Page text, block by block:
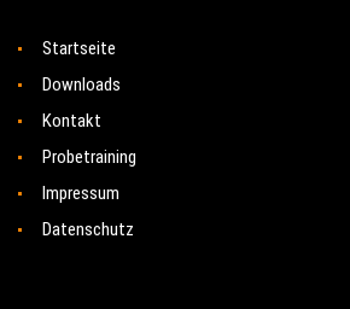
Startseite
Downloads
Kontakt
Probetraining
Impressum
Datenschutz